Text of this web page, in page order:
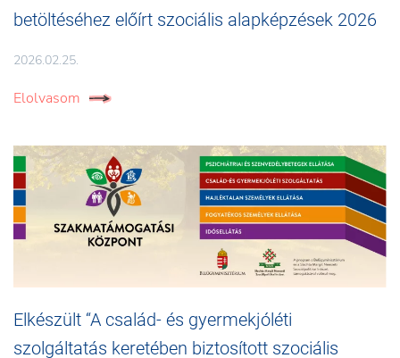
betöltéséhez előírt szociális alapképzések 2026
2026.02.25.
Elolvasom
Elkészült “A család- és gyermekjóléti
szolgáltatás keretében biztosított szociális